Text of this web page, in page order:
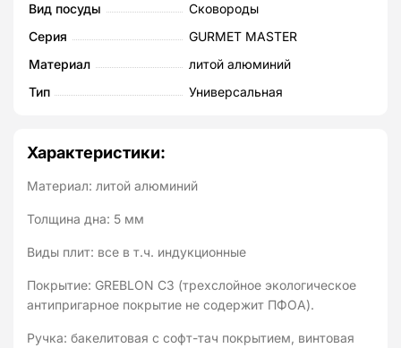
Вид посуды
Сковороды
Серия
GURMET MASTER
Материал
литой алюминий
Тип
Универсальная
Характеристики:
Материал: литой алюминий
Толщина дна: 5 мм
Виды плит: все в т.ч. индукционные
Покрытие: GREBLON C3 (трехслойное экологическое
антипригарное покрытие не содержит ПФОА).
Ручка: бакелитовая с софт-тач покрытием, винтовая